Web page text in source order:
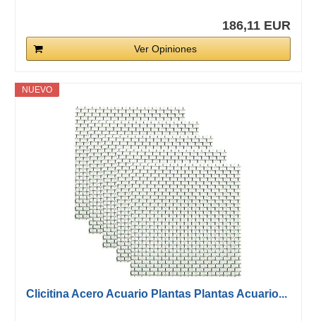
186,11 EUR
Ver Opiniones
NUEVO
Clicitina Acero Acuario Plantas Plantas Acuario...